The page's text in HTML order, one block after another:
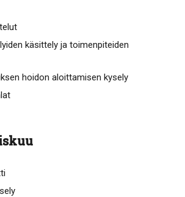
käsittely ja toimenpiteiden
hoidon aloittamisen kysely